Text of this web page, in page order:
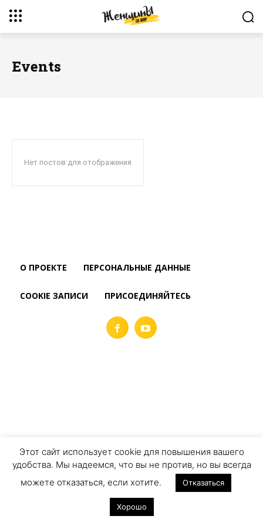
Events
Нет постов для отображения
О ПРОЕКТЕ ПЕРСОНАЛЬНЫЕ ДАННЫЕ
COOKIE ЗАПИСИ ПРИСОЕДИНЯЙТЕСЬ
Этот сайт использует cookie для повышения вашего
удобства. Мы надеемся, что вы не против, но вы всегда
можете отказаться, если хотите.
Отказаться
Хорошо